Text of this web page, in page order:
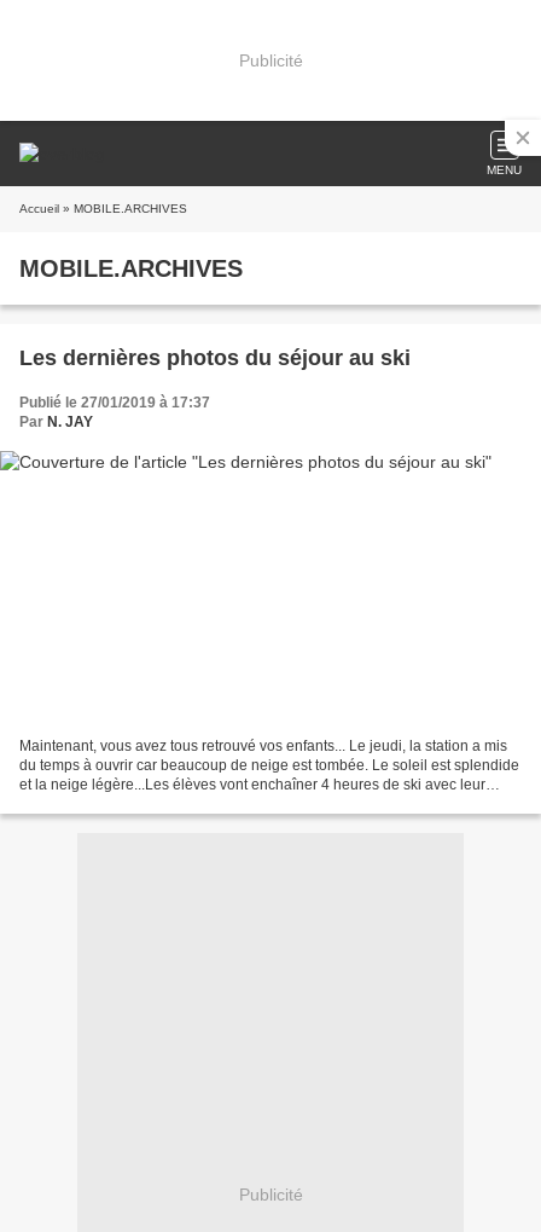
Publicité
MENU
Accueil » MOBILE.ARCHIVES
MOBILE.ARCHIVES
Les dernières photos du séjour au ski
Publié le 27/01/2019 à 17:37
Par N. JAY
Maintenant, vous avez tous retrouvé vos enfants... Le jeudi, la station a mis
du temps à ouvrir car beaucoup de neige est tombée. Le soleil est splendide
et la neige légère...Les élèves vont enchaîner 4 heures de ski avec leur
Publicité